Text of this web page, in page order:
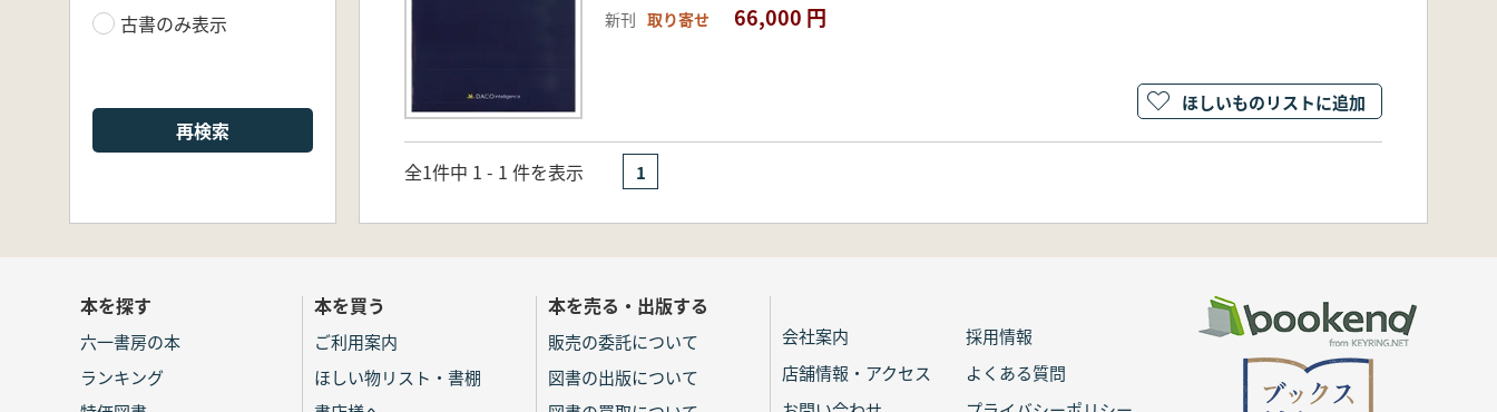
古書のみ表示
再検索
新刊 取り寄せ 66,000 円
ほしいものリストに追加
全1件中 1 - 1 件を表示 1
本を探す
六一書房の本
ランキング
本を買う
ご利用案内
ほしい物リスト・書棚
本を売る・出版する
販売の委託について
図書の出版について
会社案内
採用情報
店舗情報・アクセス
よくある質問